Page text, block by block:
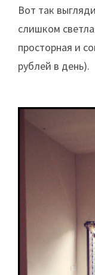
Вот так
слишком
просторная и
рублей в день).